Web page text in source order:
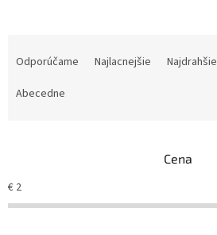
Odporúčame Najlacnejšie Najdrahšie
Abecedne
Cena
€ 2